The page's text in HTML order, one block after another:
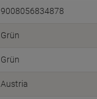
9008056834878
Grün
Grün
Austria